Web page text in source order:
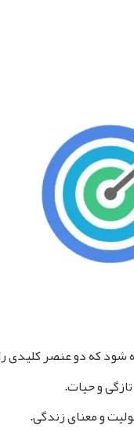
که دو عنصر کلیدی
و حیات.
و معنای زندگی.